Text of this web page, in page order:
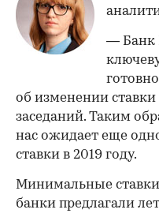
— Банк
об изменении
заседаний. Таким
нас ожидает еще
ставки в 2019 году.
Минимальные
банки предлагали